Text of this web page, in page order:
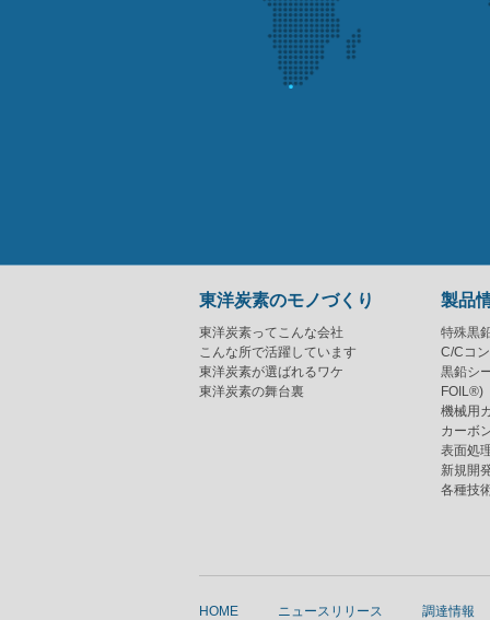
東洋炭素のモノづくり
東洋炭素ってこんな会社
こんな所で活躍しています
東洋炭素が選ばれるワケ
東洋炭素の舞台裏
製品
特殊黒
C/Cコ
黒鉛シ
FOIL®)
機械用
カーボ
表面処
新規開
各種技
HOME ニュースリリース 調達情報